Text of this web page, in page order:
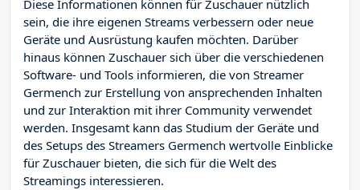
Diese Informationen können für Zuschauer nützlich
sein, die ihre eigenen Streams verbessern oder neue
Geräte und Ausrüstung kaufen möchten. Darüber
hinaus können Zuschauer sich über die verschiedenen
Software- und Tools informieren, die von Streamer
Germench zur Erstellung von ansprechenden Inhalten
und zur Interaktion mit ihrer Community verwendet
werden. Insgesamt kann das Studium der Geräte und
des Setups des Streamers Germench wertvolle Einblicke
für Zuschauer bieten, die sich für die Welt des
Streamings interessieren.